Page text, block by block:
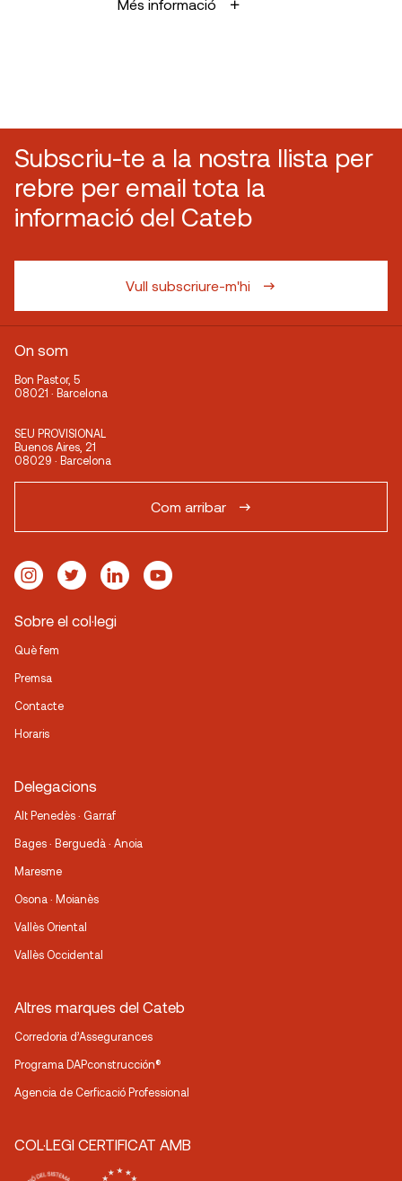
Més informació
Subscriu-te a la nostra llista per
rebre per email tota la
informació del Cateb
Vull subscriure-m'hi
On som
Bon Pastor, 5
08021 · Barcelona
SEU PROVISIONAL
Buenos Aires, 21
08029 · Barcelona
Com arribar
Sobre el col·legi
Què fem
Premsa
Contacte
Horaris
Delegacions
Alt Penedès · Garraf
Bages · Berguedà · Anoia
Maresme
Osona · Moianès
Vallès Oriental
Vallès Occidental
Altres marques del Cateb
Corredoria d’Assegurances
Programa DAPconstrucción®
Agencia de Cerficació Professional
COL·LEGI CERTIFICAT AMB